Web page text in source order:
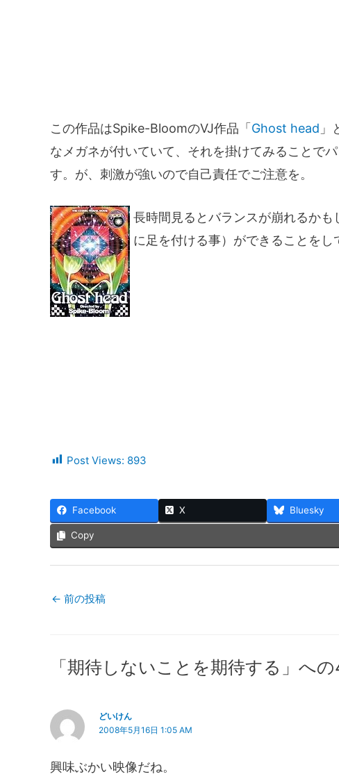
この作品はSpike-BloomのVJ作品「 Ghost head 」
なメガネが付いていて、それを掛けてみることで
す。が、刺激が強いので自己責任でご注意を。
長時間見るとバランスが崩れるか
に足を付ける事）ができることをし
Post Views: 893
Facebook X Bluesky
Copy
← 前の投稿
「期待しないことを期待する」へ
どいけん
2008年5月16日 1:05 AM
興味ぶかい映像だね。